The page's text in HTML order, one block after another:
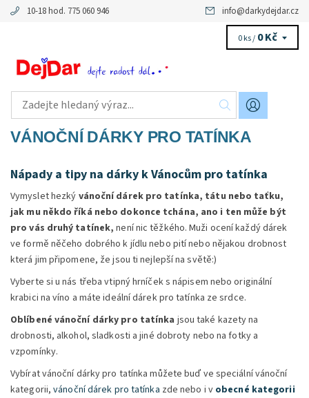
10-18 hod. 775 060 946 info@darkydejdar.cz
0 ks / 0 Kč
VÁNOČNÍ DÁRKY PRO TATÍNKA
Nápady a tipy na dárky k Vánocům pro tatínka
Vymyslet hezký vánoční dárek pro tatínka, tátu nebo taťku,
jak mu někdo říká nebo dokonce tchána, ano i ten může být
pro vás druhý tatínek, není nic těžkého. Muži ocení každý dárek
ve formě něčeho dobrého k jídlu nebo pití nebo nějakou drobnost
která jim připomene, že jsou ti nejlepší na světě:)
Vyberte si u nás třeba vtipný hrníček s nápisem nebo originální
krabici na víno a máte ideální dárek pro tatínka ze srdce.
Oblíbené vánoční dárky pro tatínka jsou také kazety na
drobnosti, alkohol, sladkosti a jiné dobroty nebo na fotky a
vzpomínky.
Vybírat vánoční dárky pro tatínka můžete buď ve speciální vánoční
kategorii,vánoční dárek pro tatínka zde nebo i vobecné kategorii